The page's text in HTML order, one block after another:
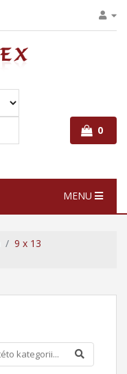
0
MENU
9 x 13